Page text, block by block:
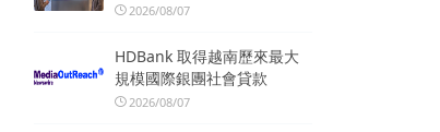
2026/08/07
HDBank 取得越南歷來最大
規模國際銀團社會貸款
2026/08/07